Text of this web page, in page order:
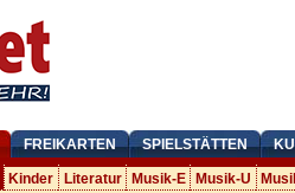
FREIKARTEN SPIELSTÄTTEN
Kinder Literatur Musik-E Musik-U